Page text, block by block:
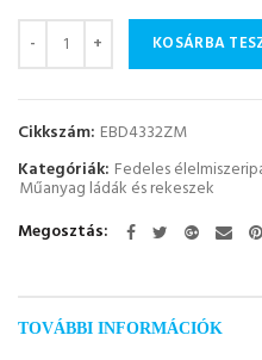
Mennyiség KOSÁRBA
Cikkszám: EBD4332ZM
Kategóriák: Fedeles
Műanyag ládák és rekeszek
Megosztás
TOVÁBBI INFORMÁCIÓK